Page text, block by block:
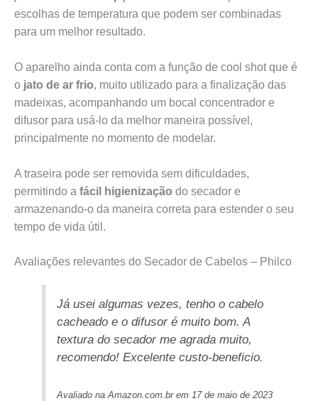
escolhas de temperatura que podem ser combinadas
para um melhor resultado.
O aparelho ainda conta com a função de cool shot que é
o jato de ar frio, muito utilizado para a finalização das
madeixas, acompanhando um bocal concentrador e
difusor para usá-lo da melhor maneira possível,
principalmente no momento de modelar.
A traseira pode ser removida sem dificuldades,
permitindo a fácil higienização do secador e
armazenando-o da maneira correta para estender o seu
tempo de vida útil.
Avaliações relevantes do Secador de Cabelos – Philco
Já usei algumas vezes, tenho o cabelo
cacheado e o difusor é muito bom. A
textura do secador me agrada muito,
recomendo! Excelente custo-beneficio.
Avaliado na Amazon.com.br em 17 de maio de 2023